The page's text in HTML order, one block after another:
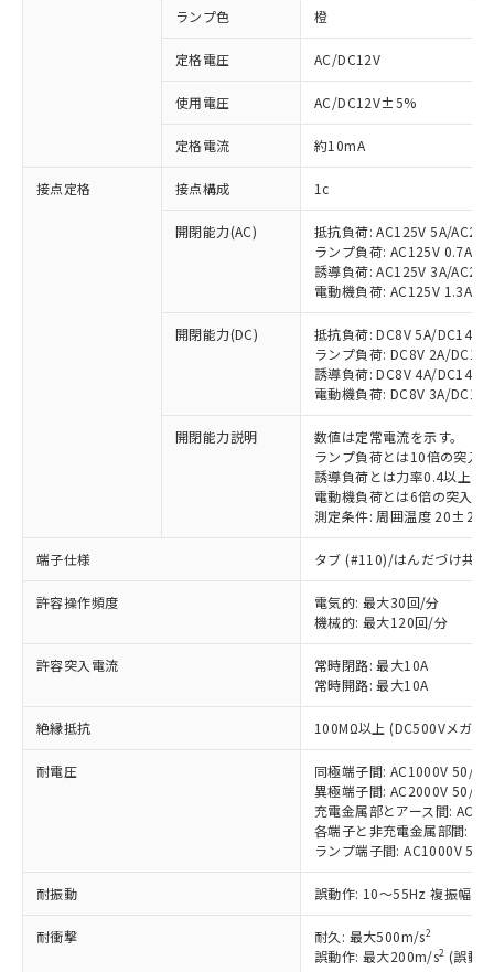
ランプ色 橙
定格電圧 AC/DC12V
使用電圧 AC/DC12V±5%
定格電流 約10mA
接点定格 接点構成 1c
開閉能力(AC)
抵抗負荷: AC125V 5A/
ランプ負荷: AC125V 0.7A/
誘導負荷: AC125V 3A/
電動機負荷: AC125V 1.3A/
開閉能力(DC)
抵抗負荷: DC8V 5A/DC14V
ランプ負荷: DC8V 2A/
誘導負荷: DC8V 4A/DC14V
電動機負荷: DC8V 3A/
開閉能力説明
数値は定常電流を示す。
ランプ負荷とは10倍の突入
誘導負荷とは力率0.4以上
電動機負荷とは6倍の突入電
測定条件: 周囲温度 20±2℃
端子仕様 タブ (#110)/はんだづけ共用
許容操作頻度
電気的: 最大30回/分
機械的: 最大120回/分
許容突入電流
常時閉路: 最大10A
常時開路: 最大10A
絶縁抵抗 100MΩ以上 (DC500Vメガ)
耐電圧
同極端子間: AC1000V 50/
異極端子間: AC2000V 50/
充電金属部とアース間:
各端子と非充電金属部間:
ランプ端子間: AC1000V
耐振動 誤動作: 10～55Hz 複振幅
耐衝撃 耐久: 最大500m/s2
誤動作: 最大200m/s2 (誤動
以下の条件をお読みいただき、同意のうえ
本サービスは、当社制御機器事業取扱
商品の当社在庫状況および標準価格
(税抜)を提供させていただくもので
当社制御機器事業取扱商品の中には、
本サービスの対象外となる商品もある
※1 対応状況
対応済み：EU RoHS指令（10物質）の
非含有に対応した製品が提供可能な商品で
対応予定：EU RoHS指令（10物質）の非含
有に対応した製品に切り替える予定のある
商品です。
対応予定なし：EU RoHS指令（10物質）の
非含有に非対応の商品で、対応品を出す予
調査・確認中：EU RoHS指令（10物質）の
非含有の対応状況を調査中または確認中の
非該当品：ライセンス料など無形物で、有
害物質有無と関係のない商品です。
仕入先様の事情により、非含有部品として
いたものが、含有品と判明した場合などや
「○」：最大均質材料含有率が中国RoHSの
基準値以下であることを示します。
「×」：最大均質材料含有率が中国RoHSの
基準値を超えていることを示します。
当社は、これら貴社製品のうち、外国